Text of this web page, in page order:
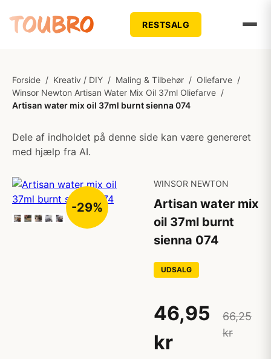
RESTSALG
Forside / Kreativ / DIY / Maling & Tilbehør / Oliefarve /
Winsor Newton Artisan Water Mix Oil 37ml Oliefarve /
Artisan water mix oil 37ml burnt sienna 074
Dele af indholdet på denne side kan være genereret
med hjælp fra AI.
-29%
WINSOR NEWTON
Artisan water mix
oil 37ml burnt
sienna 074
UDSALG
46,95
kr
66,25
kr